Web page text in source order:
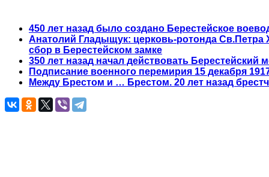
450 лет назад было создано Берестейское
Анатолий Гладыщук: церковь-ротонда Св.Петра
сбор в Берестейском замке
350 лет назад начал действовать Берестейский
Подписание военного перемирия 15 декабря
Между Брестом и … Брестом. 20 лет назад